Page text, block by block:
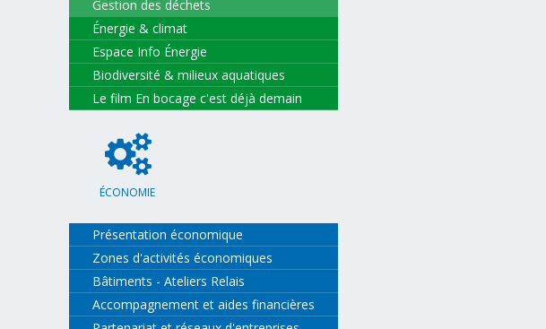
Gestion des déchets
Énergie & climat
Espace Info Énergie
Biodiversité & milieux aquatiques
Le film En bocage c'est déjà demain
ÉCONOMIE
Présentation économique
Zones d'activités économiques
Bâtiments - Ateliers Relais
Accompagnement et aides financières